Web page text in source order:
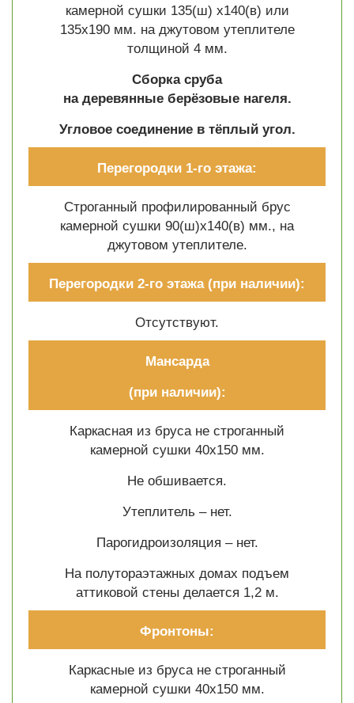
камерной сушки 135(ш) х140(в) или
135х190 мм. на джутовом утеплителе
толщиной 4 мм.
Сборка сруба
на деревянные берёзовые нагеля.
Угловое соединение в тёплый угол.
Перегородки 1-го этажа:
Строганный профилированный брус
камерной сушки 90(ш)х140(в) мм., на
джутовом утеплителе.
Перегородки 2-го этажа (при наличии):
Отсутствуют.
Мансарда
(при наличии):
Каркасная из бруса не строганный
камерной сушки 40х150 мм.
Не обшивается.
Утеплитель – нет.
Парогидроизоляция – нет.
На полутораэтажных домах подъем
аттиковой стены делается 1,2 м.
Фронтоны:
Каркасные из бруса не строганный
камерной сушки 40х150 мм.